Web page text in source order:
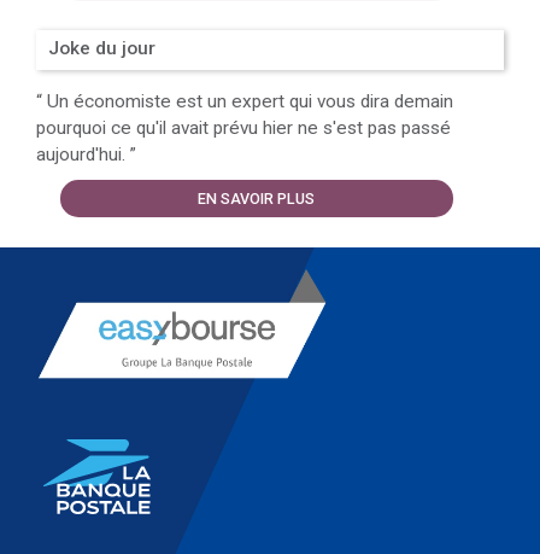
Joke du jour
“ Un économiste est un expert qui vous dira demain
pourquoi ce qu'il avait prévu hier ne s'est pas passé
aujourd'hui. ”
EN SAVOIR PLUS